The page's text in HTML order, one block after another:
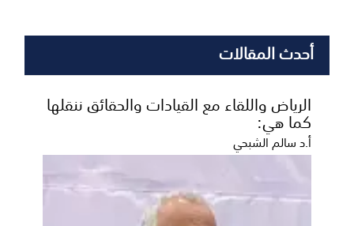
أحدث المقالات
الرياض واللقاء مع القيادات والحقائق ننقلها
كما هي:
أ.د سالم الشبحي